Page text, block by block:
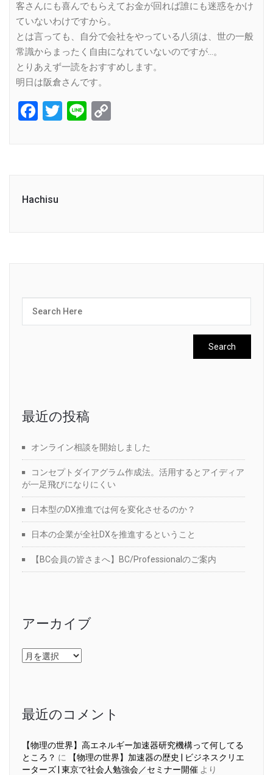
客さんにも喜んでもらえてお金が回れば誰にも迷惑をかけ
ていないわけですから。
とは言っても、自分で会社をやっている八須は、世の一般
常識からまったく自由になれていないのですが…。
とりあえず一読をおすすめします。
明日は阪倉さんです。
Facebook
Twitter
Line
Hachisu
最近の投稿
オンライン相談を開始しました
コンセプトダイアグラム作成法。活用するとアイディア
が一足飛びになりにくい
日本型のDX推進では何を変化させるのか？
日本の企業が全社DXを推進するということ
【BC会員の皆さまへ】BC/Professionalのご案内
アーカイブ
ア
ー
最近のコメント
【物理の世界】高エネルギー加速器研究機構って何してる
ところ？ に
【物理の世界】加速器の歴史 | ビジネスクリエ
ーターズ | 東京で社会人勉強会／セミナー開催 より